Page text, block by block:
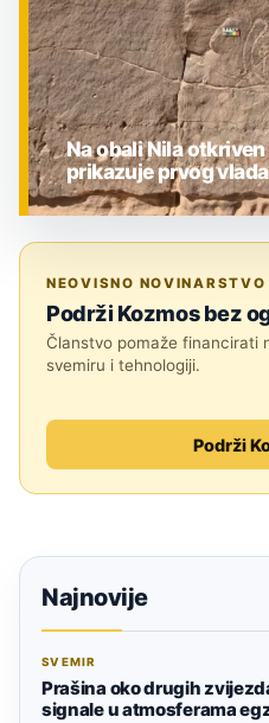
Na obali Nila
prikazuje prvog
NEOVISNO NOVINARSTVO
Podrži Kozmos bez
Članstvo pomaže financirati
svemiru i tehnologiji.
Podrži
Najnovije
SVEMIR
Prašina oko drugih
signale u atmosferama